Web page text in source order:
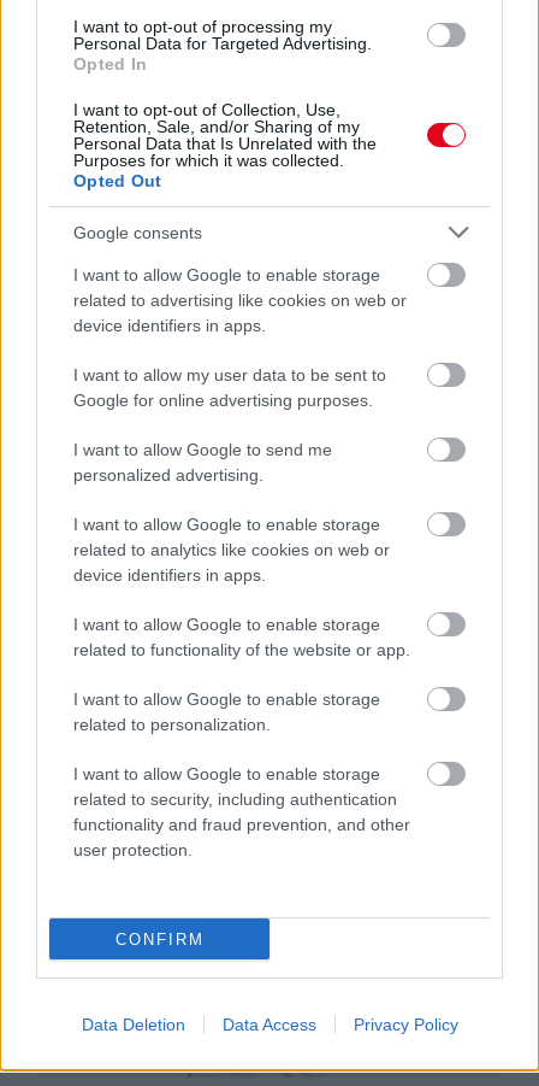
I want to opt-out of processing my
Personal Data for Targeted Advertising.
Opted In
I want to opt-out of Collection, Use,
Retention, Sale, and/or Sharing of my
Personal Data that Is Unrelated with the
Purposes for which it was collected.
Opted Out
Google consents
I want to allow Google to enable storage
related to advertising like cookies on web or
device identifiers in apps.
I want to allow my user data to be sent to
Google for online advertising purposes.
I want to allow Google to send me
personalized advertising.
I want to allow Google to enable storage
related to analytics like cookies on web or
device identifiers in apps.
I want to allow Google to enable storage
related to functionality of the website or app.
I want to allow Google to enable storage
related to personalization.
I want to allow Google to enable storage
related to security, including authentication
functionality and fraud prevention, and other
user protection.
CONFIRM
Data Deletion Data Access Privacy Policy
Érdemes odafigyelni rá
VITAMINHIÁNY – ILYEN JELEKRE FIGYELJ
Erre figyelj!
07. 31.
NEM A CITROMSAV, AZ ECET VAGY A
SZÓDABIKARBÓNA A LEGERŐSEBB: EZT HASZNÁLJÁK A
SZÁLLODÁKBAN A VÍZKŐ ELLEN
24 ÓRA TOVÁBBI HÍREI
24 óra
Ha ezt érzed evés után, a szervezeted fontos dologra
próbál figyelmeztetni